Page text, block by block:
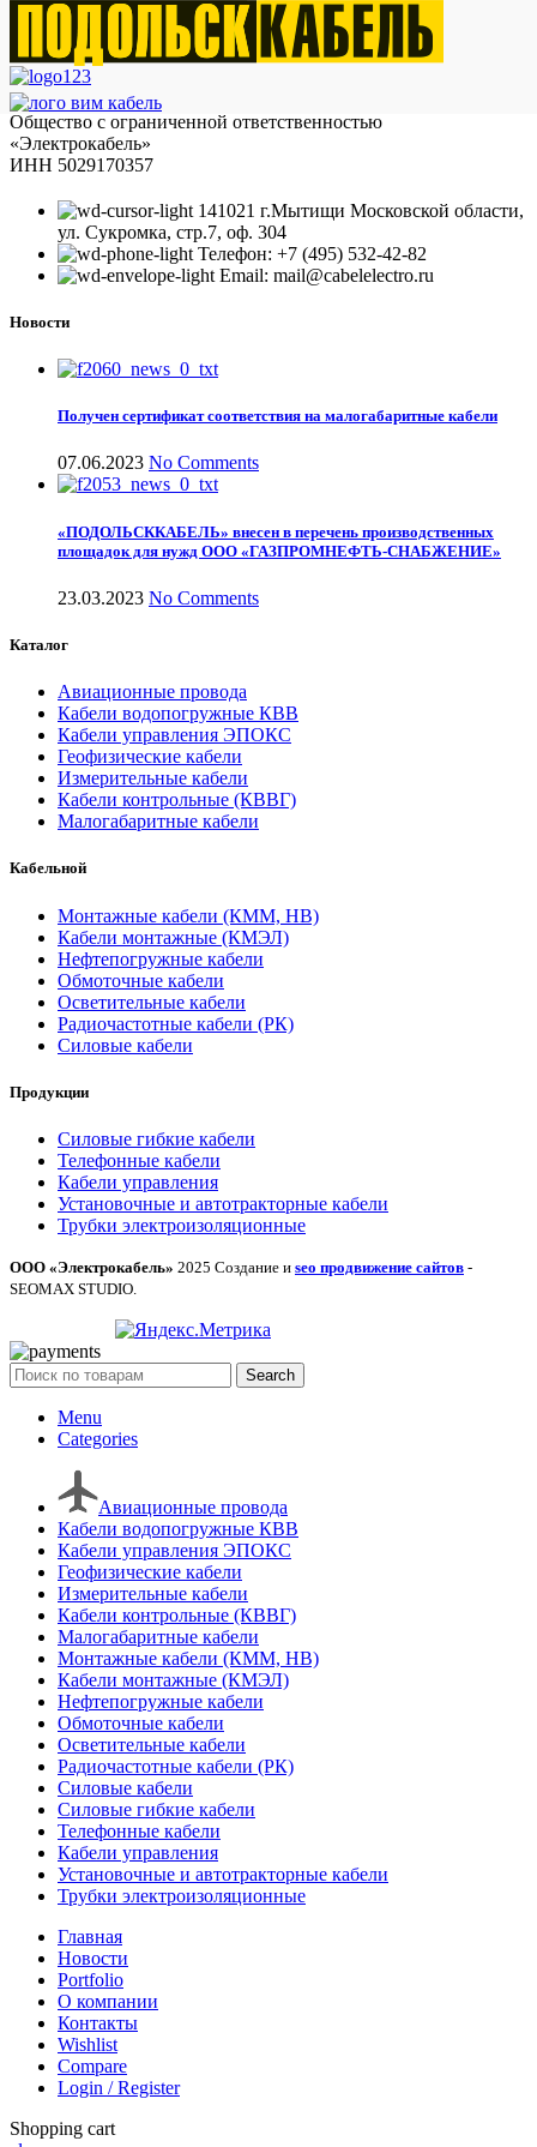
Общество с ограниченной ответственностью
«Электрокабель»
ИНН 5029170357
141021 г.Мытищи Московской области,
ул. Сукромка, стр.7, оф. 304
Телефон: +7 (495) 532-42-82
Email: mail@cabelelectro.ru
Новости
Получен сертификат соответствия на малогабаритные кабели
07.06.2023 No Comments
«ПОДОЛЬСККАБЕЛЬ» внесен в перечень производственных
площадок для нужд ООО «ГАЗПРОМНЕФТЬ-СНАБЖЕНИЕ»
23.03.2023 No Comments
Каталог
Авиационные провода
Кабели водопогружные КВВ
Кабели управления ЭПОКС
Геофизические кабели
Измерительные кабели
Кабели контрольные (КВВГ)
Малогабаритные кабели
Кабельной
Монтажные кабели (КММ, НВ)
Кабели монтажные (КМЭЛ)
Нефтепогружные кабели
Обмоточные кабели
Осветительные кабели
Радиочастотные кабели (РК)
Силовые кабели
Продукции
Силовые гибкие кабели
Телефонные кабели
Кабели управления
Установочные и автотракторные кабели
Трубки электроизоляционные
ООО «Электрокабель» 2025 Создание и seo продвижение сайтов -
SEOMAX STUDIO.
Search
Menu
Categories
Авиационные провода
Кабели водопогружные КВВ
Кабели управления ЭПОКС
Геофизические кабели
Измерительные кабели
Кабели контрольные (КВВГ)
Малогабаритные кабели
Монтажные кабели (КММ, НВ)
Кабели монтажные (КМЭЛ)
Нефтепогружные кабели
Обмоточные кабели
Осветительные кабели
Радиочастотные кабели (РК)
Силовые кабели
Силовые гибкие кабели
Телефонные кабели
Кабели управления
Установочные и автотракторные кабели
Трубки электроизоляционные
Главная
Новости
Portfolio
О компании
Контакты
Wishlist
Compare
Login / Register
Shopping cart